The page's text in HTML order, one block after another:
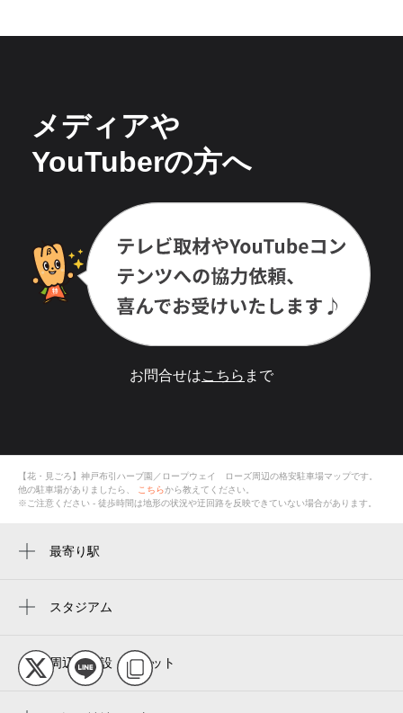
メディアや
YouTuberの方へ
お問合せはこちら まで
【花・見ごろ】神戸布引ハーブ園／ロープウェイ ローズ周辺の格安駐車場マップです。
他の駐車場がありましたら、
こちらから教えてください。
※ご注意ください - 徒歩時間は地形の状況や迂回路を反映できていない場合があります。
最寄り駅
春日野道駅
三宮駅
スタジアム
周辺の施設・スポット
神戸布引ハーブ園／ロープウェイ kobe